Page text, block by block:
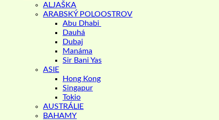
ALJAŠKA
ARABSKÝ POLOOSTROV
Abu Dhabi
Dauhá
Dubaj
Manáma
Sir Bani Yas
ASIE
Hong Kong
Singapur
Tokio
AUSTRÁLIE
BAHAMY